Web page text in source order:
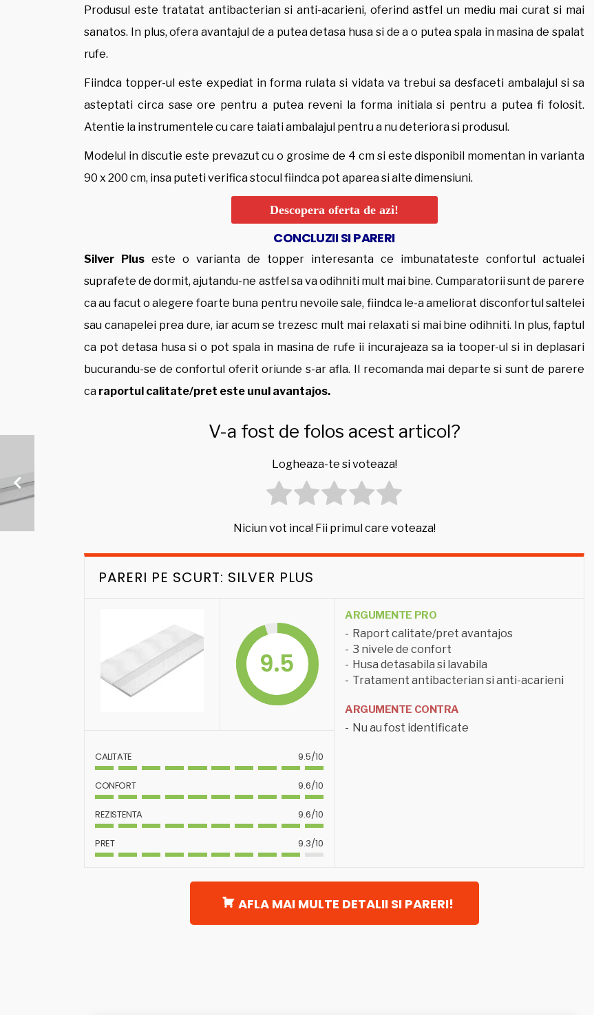
Produsul este tratatat antibacterian si anti-acarieni, oferind astfel un mediu mai curat si mai
sanatos. In plus, ofera avantajul de a putea detasa husa si de a o putea spala in masina de spalat
rufe.
Fiindca topper-ul este expediat in forma rulata si vidata va trebui sa desfaceti ambalajul si sa
asteptati circa sase ore pentru a putea reveni la forma initiala si pentru a putea fi folosit.
Atentie la instrumentele cu care taiati ambalajul pentru a nu deteriora si produsul.
Modelul in discutie este prevazut cu o grosime de 4 cm si este disponibil momentan in varianta
90 x 200 cm, insa puteti verifica stocul fiindca pot aparea si alte dimensiuni.
Descopera oferta de azi!
CONCLUZII SI PARERI
Silver Plus este o varianta de topper interesanta ce imbunatateste confortul actualei
suprafete de dormit, ajutandu-ne astfel sa va odihniti mult mai bine. Cumparatorii sunt de parere
ca au facut o alegere foarte buna pentru nevoile sale, fiindca le-a ameliorat disconfortul saltelei
sau canapelei prea dure, iar acum se trezesc mult mai relaxati si mai bine odihniti. In plus, faptul
ca pot detasa husa si o pot spala in masina de rufe ii incurajeaza sa ia tooper-ul si in deplasari
bucurandu-se de confortul oferit oriunde s-ar afla. Il recomanda mai departe si sunt de parere
ca raportul calitate/pret este unul avantajos.
V-a fost de folos acest articol?
Logheaza-te si voteaza!
Niciun vot inca! Fii primul care voteaza!
PARERI PE SCURT: SILVER PLUS
9.5
CALITATE 9.5/10
CONFORT 9.6/10
REZISTENTA 9.6/10
PRET 9.3/10
ARGUMENTE PRO
Raport calitate/pret avantajos
3 nivele de confort
Husa detasabila si lavabila
Tratament antibacterian si anti-acarieni
ARGUMENTE CONTRA
Nu au fost identificate
AFLA MAI MULTE DETALII SI PARERI!